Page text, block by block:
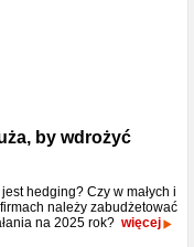
by wdrożyć
hedging? Czy w małych i
należy zabudżetować
na 2025 rok? więcej